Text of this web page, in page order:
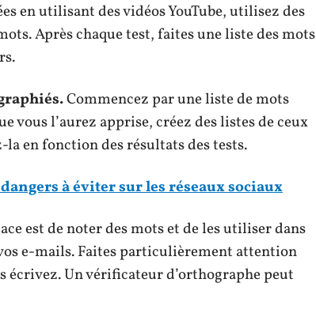
en utilisant des vidéos YouTube, utilisez des
Après chaque test, faites une liste des mots
Commencez par une liste de mots
vous l’aurez apprise, créez des listes de ceux
en fonction des résultats des tests.
à éviter sur les réseaux sociaux
est de noter des mots et de les utiliser dans
e-mails. Faites particulièrement attention
écrivez. Un vérificateur d’orthographe peut